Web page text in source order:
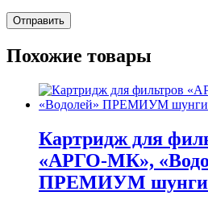
Похожие товары
Картридж для
«АРГО-МК»,
ПРЕМИУМ